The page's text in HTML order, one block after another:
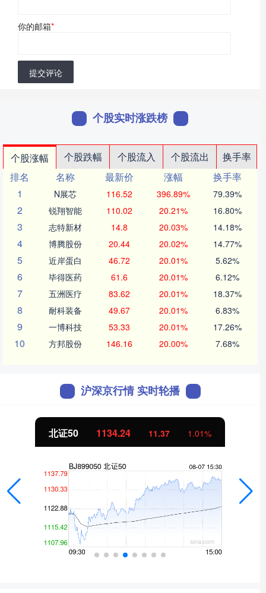
你的邮箱*
提交评论
个股实时涨跌榜
个股涨幅 个股跌幅 个股流入 个股流出
换手率
排名
名称 最新价 涨幅
换手率
1
N展芯 116.52 396.89% 79.39%
2 锐翔智能 110.02 20.21% 16.80%
3 志特新材 14.8 20.03% 14.18%
4 博腾股份 20.44 20.02% 14.77%
5 近岸蛋白 46.72 20.01% 5.62%
6 毕得医药 61.6 20.01% 6.12%
7 五洲医疗 83.62 20.01% 18.37%
8 耐科装备 49.67 20.01% 6.83%
9 一博科技 53.33 20.01% 17.26%
10 方邦股份 146.16 20.00% 7.68%
沪深京行情 实时轮播
北证50 1134.24 11.37 1.01%